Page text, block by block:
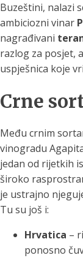
Buzeštini, nalazi
ambiciozni vinar
nagrađivani
razlog za posjet,
uspješnica koje
Crne
Među crnim
vinogradu
jedan od rijetkih
široko
je ustrajno
Tu su još i:
Hrvatica –
ponosno